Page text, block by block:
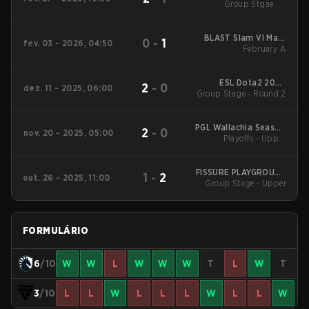
28
Group Stgae 2 -
fev. 03 - 2026, 04:50 0 -1
BLAST Slam VI Main
Tournament
February A
dez. 11 - 2025, 06:00 2 - 0
ESL Dota2 2025
DreamLeague Season
Group Stage - Round 2
nov. 20 - 2025, 05:00 2 - 0
PGL Wallachia Season
6 Main Tournament
Playoffs - Upper
out. 26 - 2025, 11:00 1 - 2
FISSURE PLAYGROUND
2
Group Stage - Upper
FORMULÁRIO
6/10 W W L W W W T L W T
3/10 L L W L L L W L L W